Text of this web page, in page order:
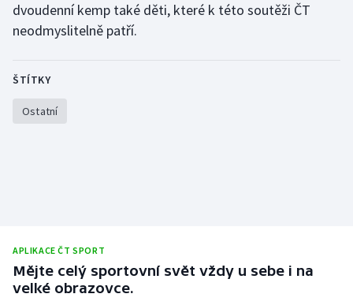
Plavání
Sportovní střelba
Stolní tenis
dvoudenní kemp také děti, které k této soutěži ČT
neodmyslitelně patří.
ŠTÍTKY
Ostatní
APLIKACE ČT SPORT
Mějte celý sportovní svět vždy u sebe i na
velké obrazovce.